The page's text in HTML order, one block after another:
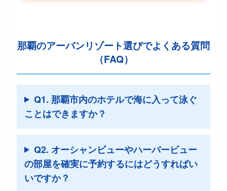
那覇のアーバンリゾート選びでよくある質問
（FAQ）
Q1. 那覇市内のホテルで海に入って泳ぐ
ことはできますか？
Q2. オーシャンビューやハーバービュー
の部屋を確実に予約するにはどうすればい
いですか？